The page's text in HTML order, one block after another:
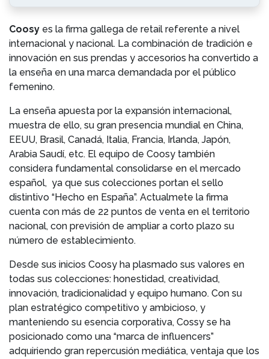
Coosy es la firma gallega de retail referente a nivel
internacional y nacional. La combinación de tradición e
innovación en sus prendas y accesorios ha convertido a
la enseña en una marca demandada por el público
femenino.
La enseña apuesta por la expansión internacional,
muestra de ello, su gran presencia mundial en China,
EEUU, Brasil, Canadá, Italia, Francia, Irlanda, Japón,
Arabia Saudí, etc. El equipo de Coosy también
considera fundamental consolidarse en el mercado
español, ya que sus colecciones portan el sello
distintivo “Hecho en España”. Actualmete la firma
cuenta con más de 22 puntos de venta en el territorio
nacional, con previsión de ampliar a corto plazo su
número de establecimiento.
Desde sus inicios Coosy ha plasmado sus valores en
todas sus colecciones: honestidad, creatividad,
innovación, tradicionalidad y equipo humano. Con su
plan estratégico competitivo y ambicioso, y
manteniendo su esencia corporativa, Cossy se ha
posicionado como una “marca de influencers”
adquiriendo gran repercusión mediática, ventaja que los